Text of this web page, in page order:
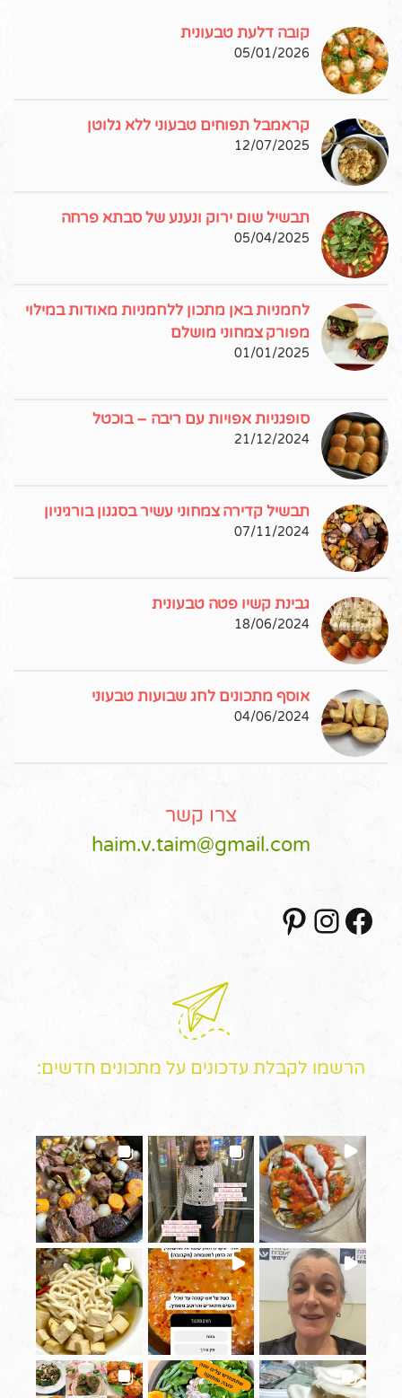
קובה דלעת טבעונית
05/01/2026
קראמבל תפוחים טבעוני ללא גלוטן
12/07/2025
תבשיל שום ירוק ונענע של סבתא פרחה
05/04/2025
לחמניות באן מתכון ללחמניות מאודות במילוי
מפורק צמחוני מושלם
01/01/2025
סופגניות אפויות עם ריבה – בוכטל
21/12/2024
תבשיל קדירה צמחוני עשיר בסגנון בורגיניון
07/11/2024
גבינת קשיו פטה טבעונית
18/06/2024
אוסף מתכונים לחג שבועות טבעוני
04/06/2024
צרו קשר
haim.v.taim@gmail.com
Facebook
Instagram
הרשמו לקבלת עדכונים על מתכונים חדשים: